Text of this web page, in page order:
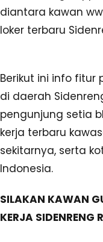
diantara kawan
loker terbaru
Berikut ini info fitur
di daerah
pengunjung setia
kerja terbaru
sekitarnya, serta
Indonesia.
SILAKAN KAWAN
KERJA SIDENRENG